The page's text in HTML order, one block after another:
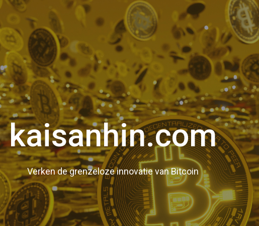
kaisanhin.com
Verken de grenzeloze innovatie van Bitcoin